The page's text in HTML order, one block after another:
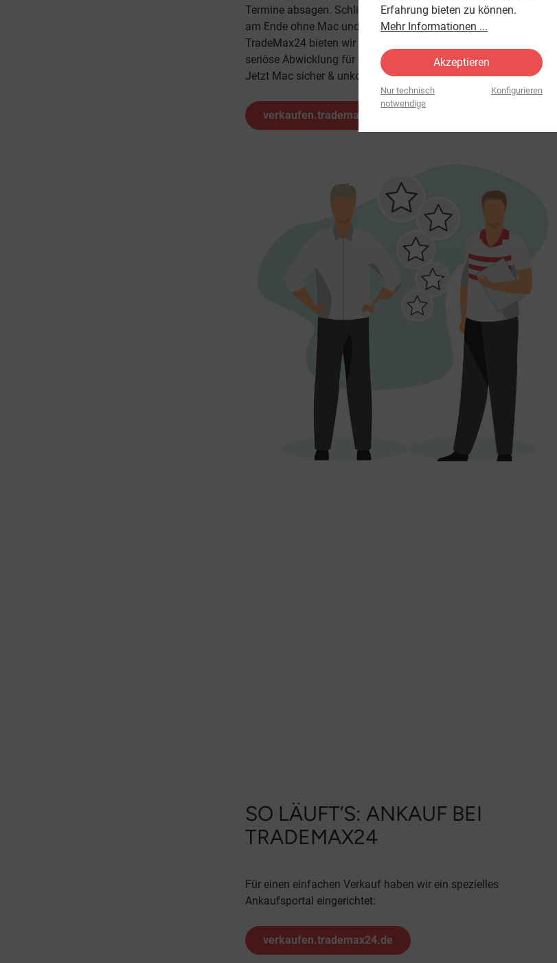
Termine absagen. Schlimmer sind Betrugsversuche, bei denen Sie
am Ende ohne Mac und ohne Geld dastehen könnten. Bei
TradeMax24 bieten wir Ihnen eine schnelle, unkomplizierte und
seriöse Abwicklung für den Ankauf Ihres Macs – ohne Risiko.
Jetzt Mac sicher & unkompliziert verkaufen!
verkaufen.trademax24.de
SO LÄUFT’S: ANKAUF BEI
TRADEMAX24
Für einen einfachen Verkauf haben wir ein spezielles
Ankaufsportal eingerichtet:
verkaufen.trademax24.de
Erfahrung bieten zu können.
Mehr Informationen ...
Akzeptieren
Nur technisch
notwendige
Konfigurieren